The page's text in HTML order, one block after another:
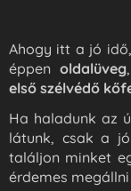
Ahogy itt a jó
éppen oldalüveg
első szélvédő
Ha haladunk az
látunk, csak a
találjon minket
érdemes